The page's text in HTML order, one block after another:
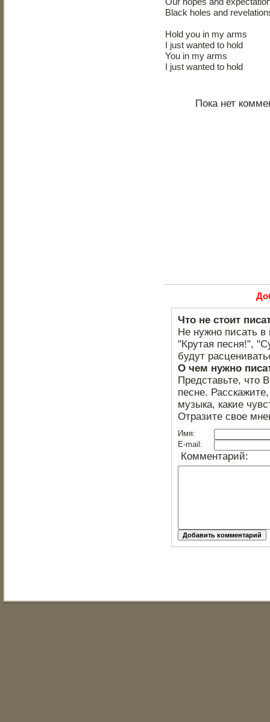
Black holes and
Hold you in my arms
I just wanted to hold
You in my arms
I just wanted to hold
Пока нет
Что не стоит
Не нужно писать в
"Крутая песня!",
будут
О чем нужно
Представьте, что
песне.
музыка, какие
Отразите свое
Имя:
E-mail:
Комментарий: